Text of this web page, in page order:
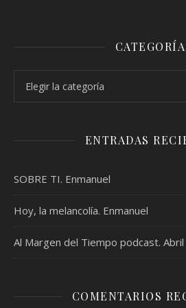
ENTRADAS
SOBRE TI. Enmanuel
Hoy, la melancolía. Enmanuel
Al Margen del Tiempo podcast. Abril
COMENTARIOS